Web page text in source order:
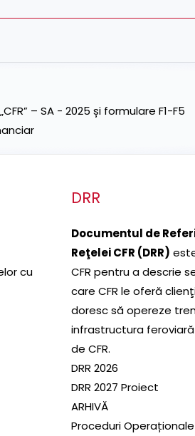
– SA - 2025 și formulare F1-F5
cu
DRR
Documentul de
Reţelei CFR (DRR)
CFR pentru a descrie
care CFR le oferă
doresc să opereze
infrastructura
de CFR.
DRR 2026
DRR 2027 Proiect
ARHIVĂ
Proceduri Operaționale